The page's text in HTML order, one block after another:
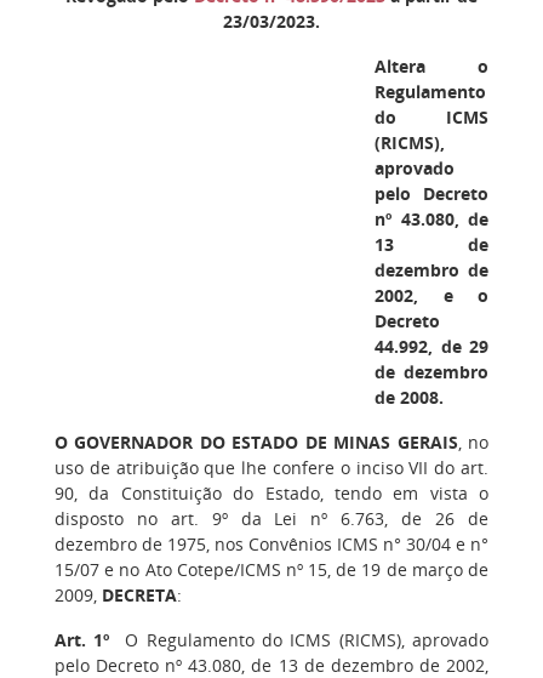
23/03/2023.
Altera o
Regulamento
do ICMS
(RICMS),
aprovado
pelo Decreto
nº 43.080, de
13 de
dezembro de
2002, e o
Decreto
44.992, de 29
de dezembro
de 2008.
O GOVERNADOR DO ESTADO DE MINAS GERAIS, no
uso de atribuição que lhe confere o inciso VII do art.
90, da Constituição do Estado, tendo em vista o
disposto no art. 9º da Lei nº 6.763, de 26 de
dezembro de 1975, nos Convênios ICMS n° 30/04 e n°
15/07 e no Ato Cotepe/ICMS nº 15, de 19 de março de
2009, DECRETA:
Art. 1º O Regulamento do ICMS (RICMS), aprovado
pelo Decreto nº 43.080, de 13 de dezembro de 2002,